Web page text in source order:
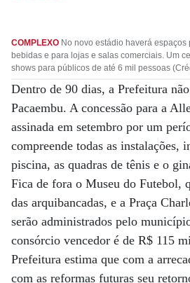
COMPLEXO No novo estádio haverá
bebidas e para lojas e salas comerciais. Um
shows para públicos de até 6 mil pessoas
Dentro de 90 dias, a Prefeitura
Pacaembu. A concessão para a
assinada em setembro por um
compreende todas as instalações,
piscina, as quadras de tênis e o
Fica de fora o Museu do Futebol,
das arquibancadas, e a Praça
serão administrados pelo
consórcio vencedor é de R$ 115
Prefeitura estima que com a
com as reformas futuras seu